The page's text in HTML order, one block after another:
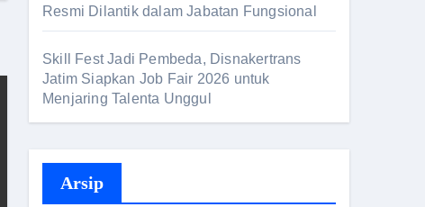
Resmi Dilantik dalam Jabatan Fungsional
Skill Fest Jadi Pembeda, Disnakertrans
Jatim Siapkan Job Fair 2026 untuk
Menjaring Talenta Unggul
Arsip